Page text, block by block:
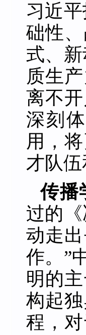
习近
础性
式、
质生
离不
深刻
用，
才队
传播
过的
动走
作。”
明的
构起
程，